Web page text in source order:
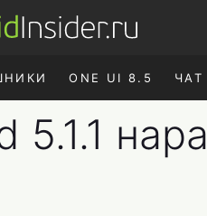
ONE UI 8.5 ЧАТ
5.1.1